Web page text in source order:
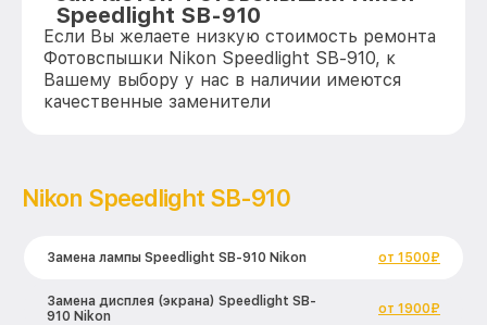
Speedlight SB-910
Если Вы желаете низкую стоимость ремонта
Фотовспышки Nikon Speedlight SB-910, к
Вашему выбору у нас в наличии имеются
качественные заменители
Nikon Speedlight SB-910
Замена лампы Speedlight SB-910 Nikon от 1500₽
Замена дисплея (экрана) Speedlight SB-
910 Nikon
от 1900₽